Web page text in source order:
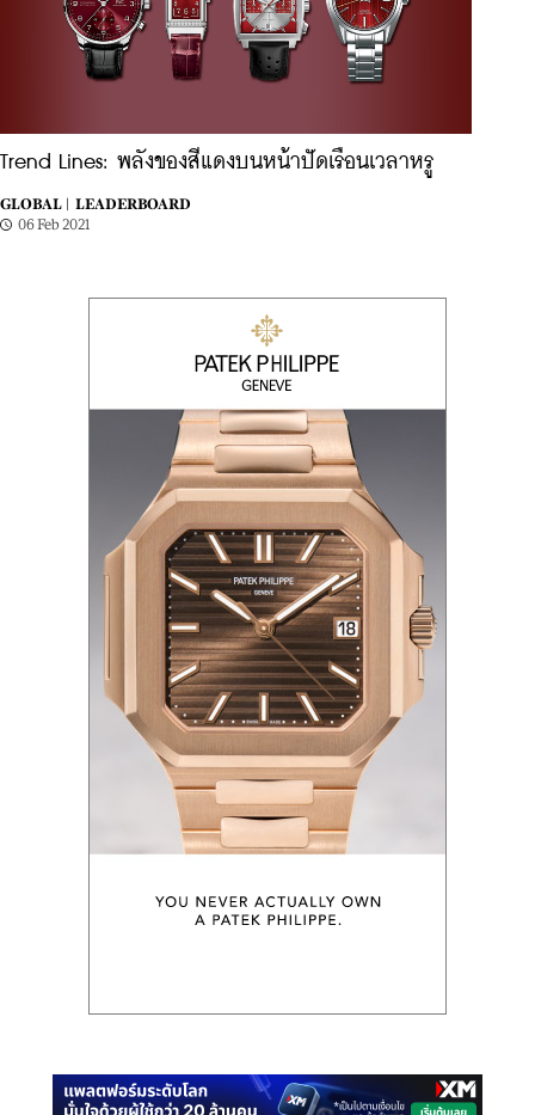
Trend Lines: พลังของสีแดงบนหน้าปัดเรือนเวลาหรู
GLOBAL |
LEADERBOARD
06 Feb 2021